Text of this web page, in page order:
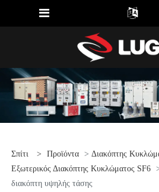
Σπίτι > Προϊόντα > Διακόπτης
Εξωτερικός Διακόπτης Κυκλώματος SF6
διακόπτη υψηλής τάσης